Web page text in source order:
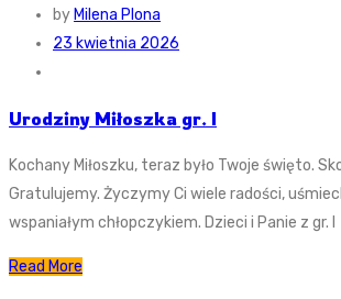
by Milena Plona
23 kwietnia 2026
Urodziny Miłoszka gr. I
Kochany Miłoszku, teraz było Twoje święto.
Gratulujemy. Życzymy Ci wiele radości,
wspaniałym chłopczykiem. Dzieci i Panie z gr. I
Read More